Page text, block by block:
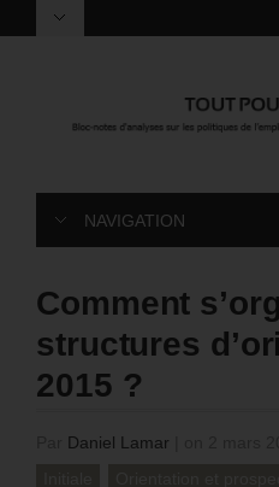
NAVIGATION
Comment
structures
2015 ?
Daniel Lamar